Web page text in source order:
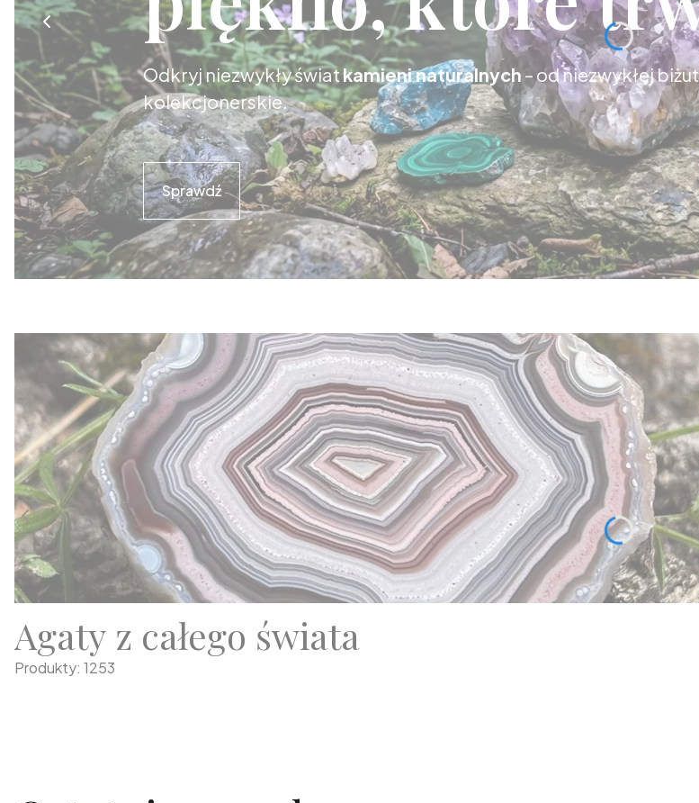
Odkryj niezwykły światkamieni naturalnych– od niezwykłej
kolekcjonerskie.
Sprawdź
Agaty z całego świata
Produkty: 1253